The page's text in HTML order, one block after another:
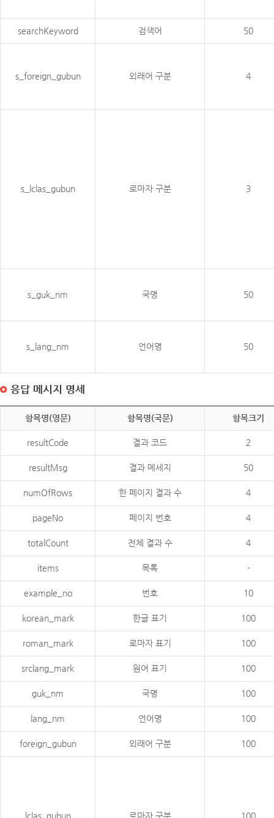
searchKeyword 검색어 50
s_foreign_gubun 외래어 구분 4
s_lclas_gubun 로마자 구분 3
s_guk_nm 국명 50
s_lang_nm 언어명 50
응답 메시지 명세
항목명(영문) 항목명(국문) 항목크기
resultCode 결과 코드 2
resultMsg 결과 메세지 50
numOfRows 한 페이지 결과 수 4
pageNo 페이지 번호 4
totalCount 전체 결과 수 4
items 목록 -
example_no 번호 10
korean_mark 한글 표기 100
roman_mark 로마자 표기 100
srclang_mark 원어 표기 100
guk_nm 국명 100
lang_nm 언어명 100
foreign_gubun 외래어 구분 100
lclas_gubun 로마자 구분 100